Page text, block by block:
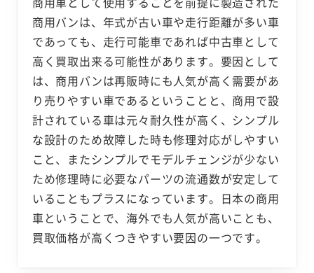
商用バンは、年式が古い車や走行距離が多い車
であっても、走行可能車であれば中古車として
高く買取出来る可能性があります。要因として
は、商用バンは再販時にも人気が高く需要があ
り売りやすい車であるということと、商用で設
計されている車は元々耐久性が高く、シンプル
な設計のため故障した時も修理対応がしやすい
こと、またシンプルでモデルチェンジが少ない
ため修理時に必要なパーツの流通数が安定して
いることもプラスになっています。日本の商用
車ということで、海外でも人気が高いことも、
買取価格が高くつきやすい要因の一つです。